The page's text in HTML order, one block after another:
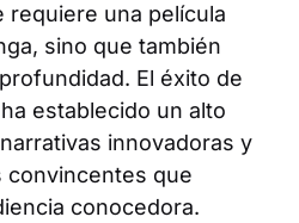
requiere una película
sino que también
El éxito de
establecido un alto
innovadoras y
convincentes que
conocedora.